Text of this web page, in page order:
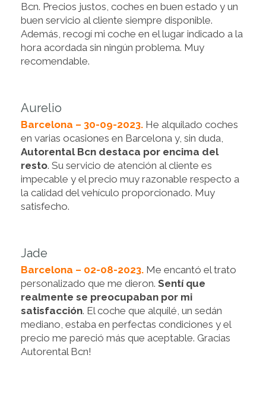
Bcn. Precios justos, coches en buen estado y un
buen servicio al cliente siempre disponible.
Además, recogí mi coche en el lugar indicado a la
hora acordada sin ningún problema. Muy
recomendable.
Aurelio
Barcelona – 30-09-2023. He alquilado coches
en varias ocasiones en Barcelona y, sin duda,
Autorental Bcn destaca por encima del
resto. Su servicio de atención al cliente es
impecable y el precio muy razonable respecto a
la calidad del vehículo proporcionado. Muy
satisfecho.
Jade
Barcelona – 02-08-2023. Me encantó el trato
personalizado que me dieron. Sentí que
realmente se preocupaban por mi
satisfacción. El coche que alquilé, un sedán
mediano, estaba en perfectas condiciones y el
precio me pareció más que aceptable. Gracias
Autorental Bcn!